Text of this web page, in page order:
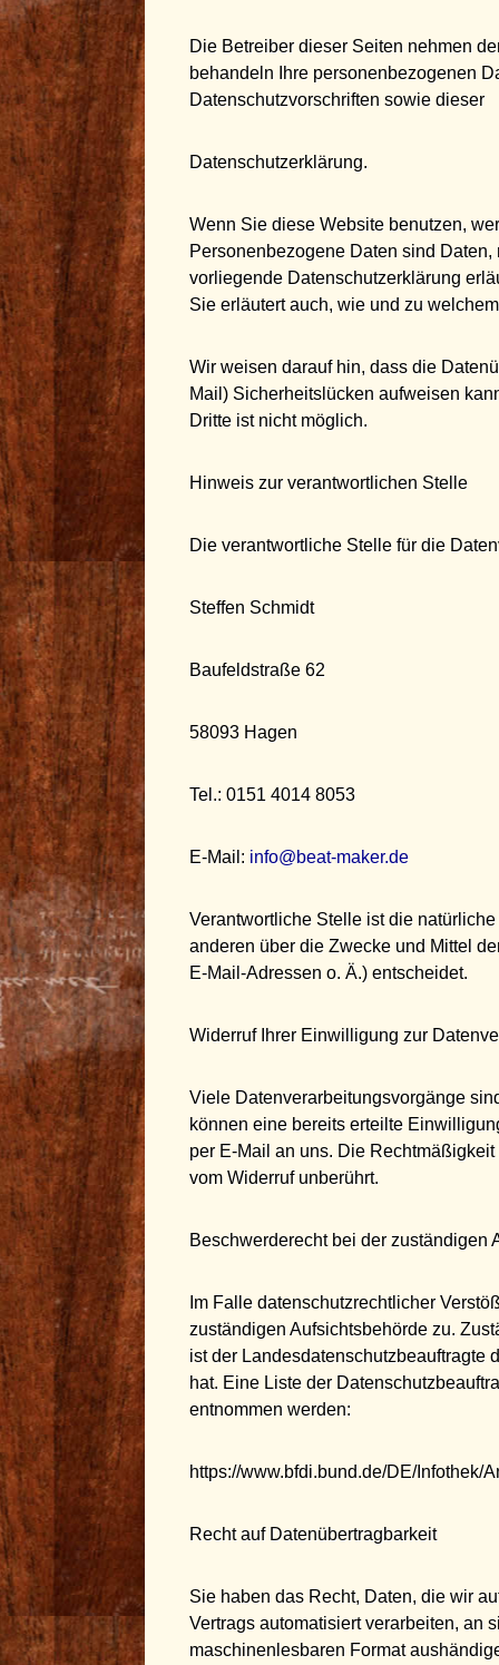
Die Betreiber dieser Seiten nehmen
behandeln Ihre personenbezogenen
Datenschutzvorschriften sowie dieser
Datenschutzerklärung.
Wenn Sie diese Website benutzen,
Personenbezogene Daten sind
vorliegende Datenschutzerklärung
Sie erläutert auch, wie und zu
Wir weisen darauf hin, dass die
Mail) Sicherheitslücken aufweisen
Dritte ist nicht möglich.
Hinweis zur verantwortlichen Stelle
Die verantwortliche Stelle für die
Steffen Schmidt
Baufeldstraße 62
58093 Hagen
Tel.: 0151 4014 8053
E-Mail: info@beat-maker.de
Verantwortliche Stelle ist die
anderen über die Zwecke und Mittel
E-Mail-Adressen o. Ä.) entscheidet.
Widerruf Ihrer Einwilligung zur
Viele Datenverarbeitungsvorgänge
können eine bereits erteilte
per E-Mail an uns. Die
vom Widerruf unberührt.
Beschwerderecht bei der zuständigen
Im Falle datenschutzrechtlicher
zuständigen Aufsichtsbehörde zu.
ist der Landesdatenschutzbeauftragte
hat. Eine Liste der
entnommen werden:
https://www.bfdi.bund.de/DE/Infothek/
Recht auf Datenübertragbarkeit
Sie haben das Recht, Daten, die wir
Vertrags automatisiert verarbeiten, an
maschinenlesbaren Format